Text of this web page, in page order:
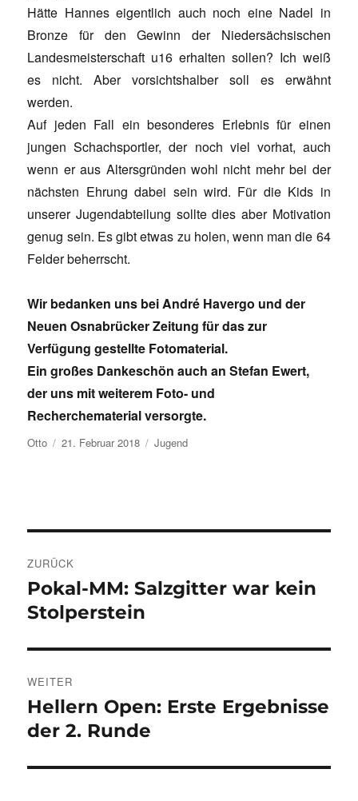
Hätte Hannes eigentlich auch noch eine Nadel in
Bronze für den Gewinn der Niedersächsischen
Landesmeisterschaft u16 erhalten sollen? Ich weiß
es nicht. Aber vorsichtshalber soll es erwähnt
werden.
Auf jeden Fall ein besonderes Erlebnis für einen
jungen Schachsportler, der noch viel vorhat, auch
wenn er aus Altersgründen wohl nicht mehr bei der
nächsten Ehrung dabei sein wird. Für die Kids in
unserer Jugendabteilung sollte dies aber Motivation
genug sein. Es gibt etwas zu holen, wenn man die 64
Felder beherrscht.
Wir bedanken uns bei André Havergo und der
Neuen Osnabrücker Zeitung für das zur
Verfügung gestellte Fotomaterial.
Ein großes Dankeschön auch an Stefan Ewert,
der uns mit weiterem Foto- und
Recherchematerial versorgte.
Autor
Otto Veröffentlicht
am
21. Februar 2018 Kategorien
Jugend
ZURÜCK
Vorheriger
Beitrag:
Pokal-MM: Salzgitter war kein
Stolperstein
WEITER
Nächster
Beitrag:
Hellern Open: Erste Ergebnisse
der 2. Runde